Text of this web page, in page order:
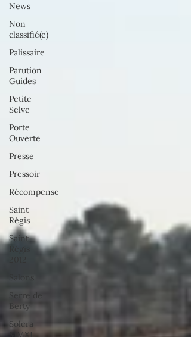
News
Non
classifié(e)
Palissaire
Parution
Guides
Petite
Selve
Porte
Ouverte
Presse
Pressoir
Récompense
Saint
Régis
Saint
Salons
Serre de
Berty
Solera
MMXI